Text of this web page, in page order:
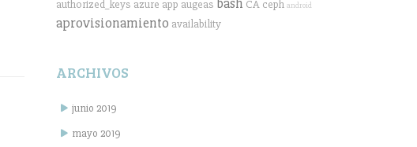
authorized_keys azure app augeas CA ceph android
aprovisionamiento availability
ARCHIVOS
junio 2019
mayo 2019